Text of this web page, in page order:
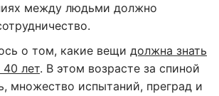
между людьми должно
о том, какие вещи должна знать
лет. В этом возрасте за спиной
множество испытаний, преград и